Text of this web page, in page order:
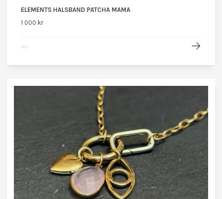
ELEMENTS HALSBAND PATCHA MAMA
1 000 kr